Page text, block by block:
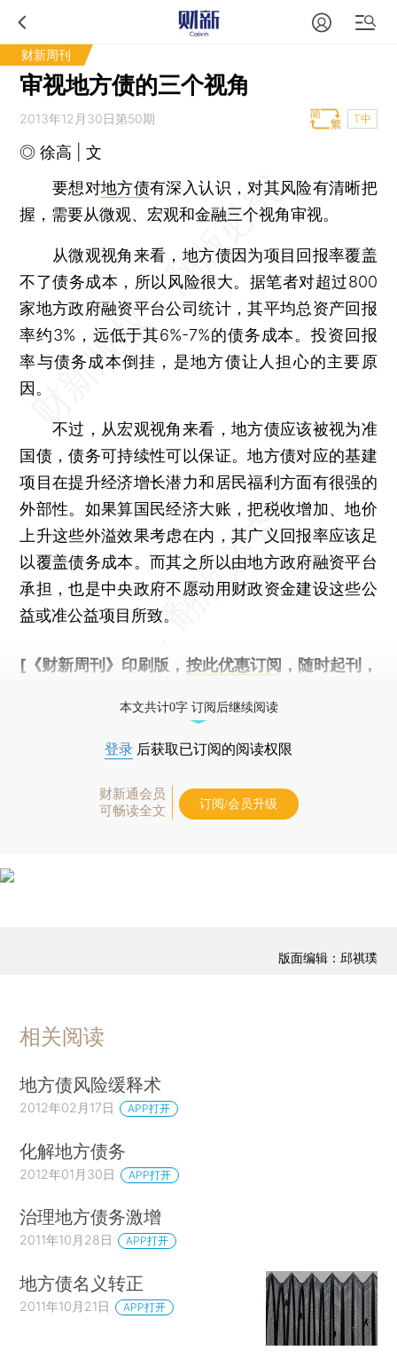
财新周刊
审视地方债的三个视角
2013年12月30日第50期 T中
◎ 徐高 | 文
要想对地方债有深入认识，对其风险有清晰把
握，需要从微观、宏观和金融三个视角审视。
从微观视角来看，地方债因为项目回报率覆盖
不了债务成本，所以风险很大。据笔者对超过800
家地方政府融资平台公司统计，其平均总资产回报
率约3%，远低于其6%-7%的债务成本。投资回报
率与债务成本倒挂，是地方债让人担心的主要原
因。
不过，从宏观视角来看，地方债应该被视为准
国债，债务可持续性可以保证。地方债对应的基建
项目在提升经济增长潜力和居民福利方面有很强的
外部性。如果算国民经济大账，把税收增加、地价
上升这些外溢效果考虑在内，其广义回报率应该足
以覆盖债务成本。而其之所以由地方政府融资平台
承担，也是中央政府不愿动用财政资金建设这些公
益或准公益项目所致。
[《财新周刊》印刷版， 按此优惠订阅 ，随时起刊，
本文共计0字 订阅后继续阅读
登录 后获取已订阅的阅读权限
财新通会员
可畅读全文
订阅/会员升级
版面编辑：邱祺璞
相关阅读
地方债风险缓释术
2012年02月17日 APP打开
化解地方债务
2012年01月30日 APP打开
治理地方债务激增
2011年10月28日 APP打开
地方债名义转正
2011年10月21日 APP打开